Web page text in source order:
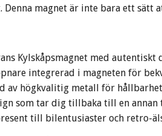
Denna magnet är inte bara ett sätt
Kylskåpsmagnet med autentiskt
integrerad i magneten för
av högkvalitig metall för hållbarhet
som tar dig tillbaka till en annan
till bilentusiaster och retro-